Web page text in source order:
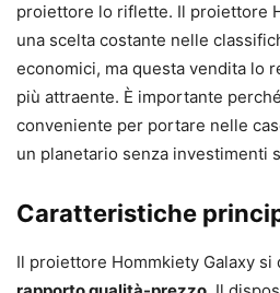
proiettore lo riflette. Il proiettore
una scelta costante nelle
economici, ma questa vendita lo
più attraente. È importante
conveniente per portare nelle
un planetario senza investimenti
Caratteristiche
Il proiettore Hommkiety Galaxy